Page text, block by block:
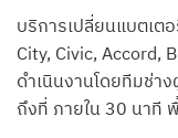
บริการเปลี่ยนแบตเต
City, Civic, Accord,
ดำเนินงานโดยทีมช่า
ถึงที่ ภายใน 30 นาที